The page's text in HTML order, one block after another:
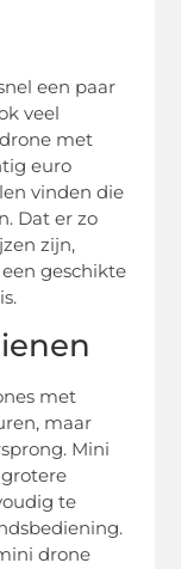
een paar
veel
met
euro
vinden die
Dat er zo
zijn,
geschikte
met
maar
Mini
te
drone